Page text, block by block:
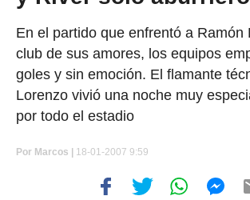
En el partido que enfrentó a Ramón
club de sus amores, los equipos
goles y sin emoción. El flamante
Lorenzo vivió una noche muy
por todo el estadio
Por Marcos | 18-01-2007 9:59